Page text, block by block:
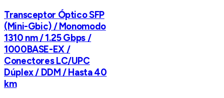
Transceptor Óptico SFP
(Mini-Gbic) / Monomodo
1310 nm / 1.25 Gbps /
1000BASE-EX /
Conectores LC/UPC
Dúplex / DDM / Hasta 40
km